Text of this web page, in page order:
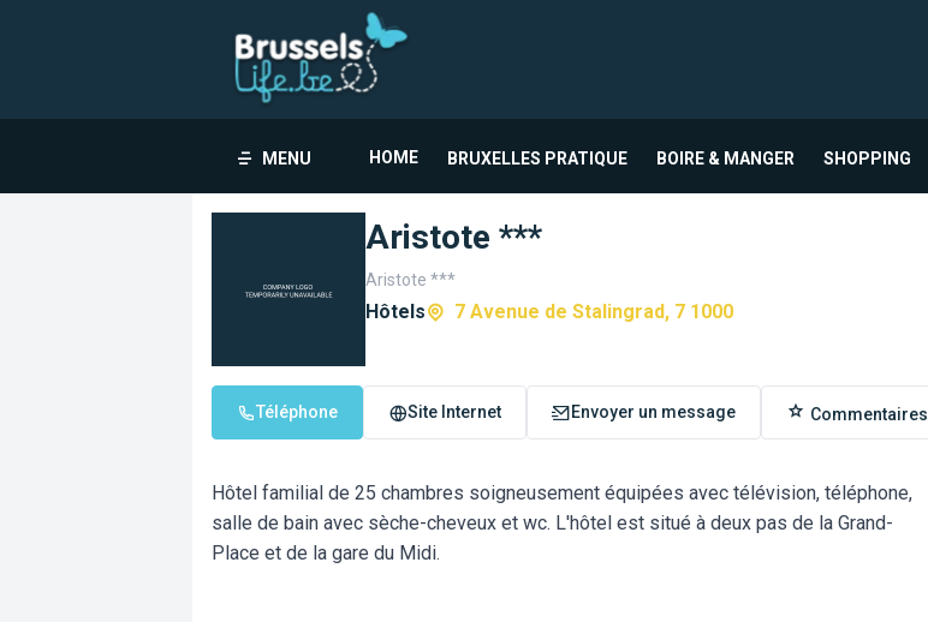
MENU HOME BRUXELLES PRATIQUE BOIRE & MANGER SHOPPING
Aristote ***
Aristote ***
Hôtels 7 Avenue de Stalingrad, 7 1000
Téléphone Site Internet Envoyer un message Commentaires
Hôtel familial de 25 chambres soigneusement équipées avec télévision, téléphone,
salle de bain avec sèche-cheveux et wc. L'hôtel est situé à deux pas de la Grand-
Place et de la gare du Midi.